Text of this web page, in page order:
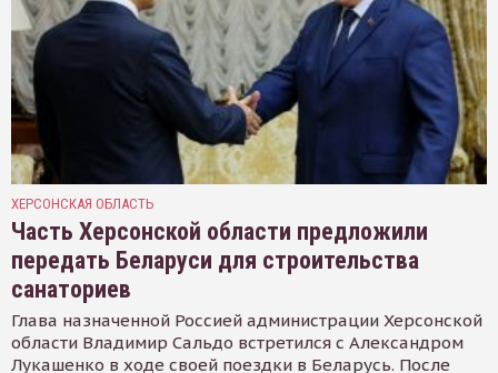
ХЕРСОНСКАЯ ОБЛАСТЬ
Часть Херсонской области предложили
передать Беларуси для строительства
санаториев
Глава назначенной Россией администрации Херсонской
области Владимир Сальдо встретился с Александром
Лукашенко в ходе своей поездки в Беларусь. После